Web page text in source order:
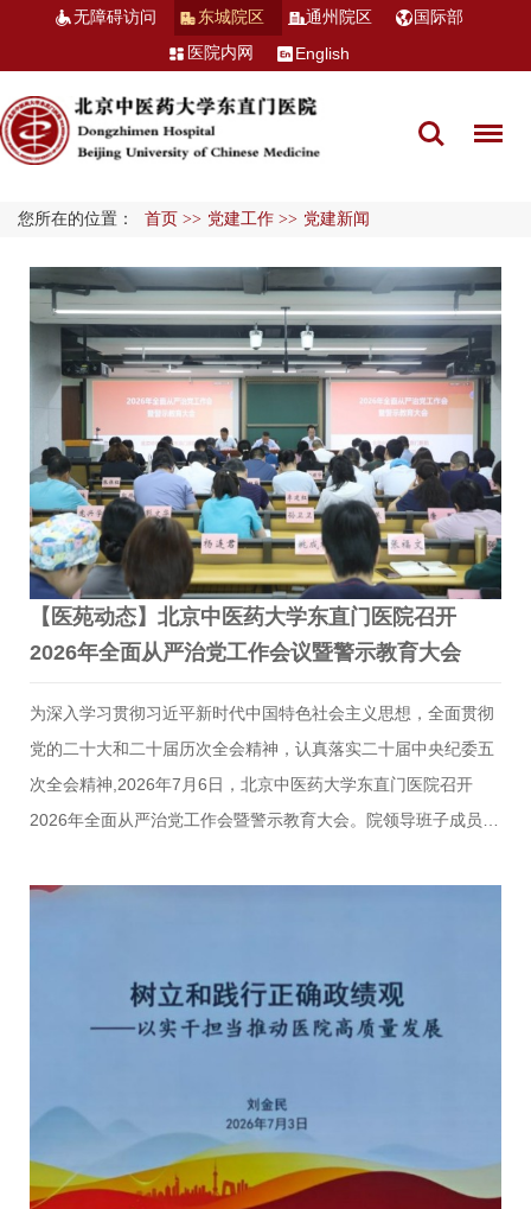
无障碍访问 东城院区 通州院区
国际部
医院内网
English
您所在的位置： 首页 >> 党建工作 >> 党建新闻
【医苑动态】北京中医药大学东直门医院召开
2026年全面从严治党工作会议暨警示教育大会
为深入学习贯彻习近平新时代中国特色社会主义思想，全面贯彻
党的二十大和二十届历次全会精神，认真落实二十届中央纪委五
次全会精神,2026年7月6日，北京中医药大学东直门医院召开
2026年全面从严治党工作会暨警示教育大会。院领导班子成员、
部书记、纪检监察干部参会。会议由院党委副书记、院长王勇主
推进党建工作、业务发展与医德医风建设，为医院高质量发展夯
实政治根基。明确提出了2026年全面从严治党总体思路与工作重
党走深走实。一是要强化政治引领，筑牢忠诚根基。要持续抓实